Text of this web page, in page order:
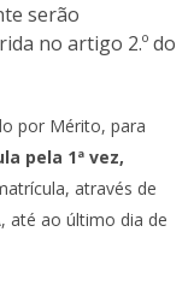
serão
no artigo 2.º do
por Mérito, para
pela 1ª vez,
através de
até ao último dia de